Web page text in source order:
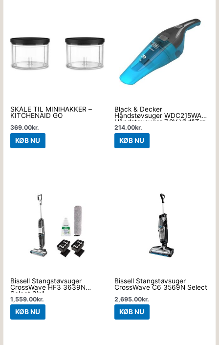
SKÅLE TIL MINIHAKKER –
KITCHENAID GO
369.00kr.
KØB NU
Black & Decker
Håndstøvsuger WDC215WA
Håndstøvsuger 7.2V Våd&Tør
+tilbehør
214.00kr.
KØB NU
Bissell Stangstøvsuger
CrossWave HF3 3639N
Select 3in1
1,559.00kr.
KØB NU
Bissell Stangstøvsuger
CrossWave C6 3569N Select
2,695.00kr.
KØB NU